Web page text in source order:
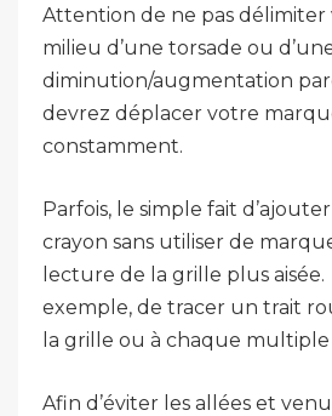
Attention de ne pas
milieu d’une torsade ou
diminution/augmentation
devrez déplacer votre
constamment.
Parfois, le simple fait
crayon sans utiliser de
lecture de la grille plus aisée.
exemple, de tracer un trait
la grille ou à chaque multiple
Afin d’éviter les allées et